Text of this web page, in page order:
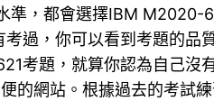
，都會選擇IBM M2020-
過，你可以看到考題的
考題，就算你認為自己
的網站。根據過去的考試